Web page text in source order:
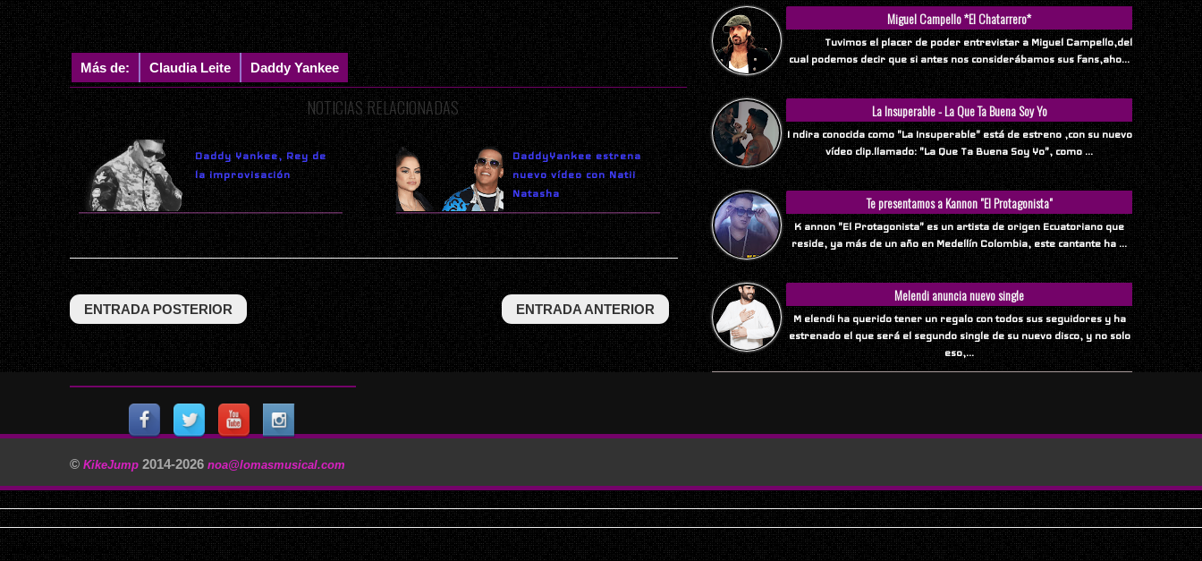
Más de: Claudia Leite Daddy Yankee
NOTICIAS RELACIONADAS
Daddy Yankee, Rey de
la improvisación
DaddyYankee estrena
nuevo vídeo con Natii
Natasha
ENTRADA POSTERIOR ENTRADA ANTERIOR
Miguel Campello *El Chatarrero*
Tuvimos el placer de poder entrevistar a Miguel Campello,del
cual podemos decir que si antes nos considerábamos sus fans,aho...
La Insuperable - La Que Ta Buena Soy Yo
I ndira conocida como "La Insuperable" está de estreno ,con su nuevo
vídeo clip.llamado: "La Que Ta Buena Soy Yo", como ...
Te presentamos a Kannon "El Protagonista"
K annon "El Protagonista" es un artista de origen Ecuatoriano que
reside, ya más de un año en Medellín Colombia, este cantante ha ...
Melendi anuncia nuevo single
M elendi ha querido tener un regalo con todos sus seguidores y ha
estrenado el que será el segundo single de su nuevo disco, y no solo
eso,...
© KikeJump 2014-2026 noa@lomasmusical.com
11/29/2025, 3:40:57 AM